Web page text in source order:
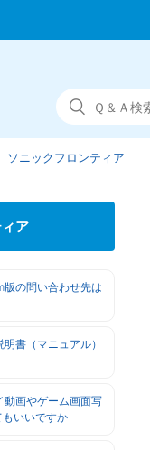
ソニックフロンティア
ア
版の問い合わせ先は
書（マニュアル）
動画やゲーム画面写
いいですか